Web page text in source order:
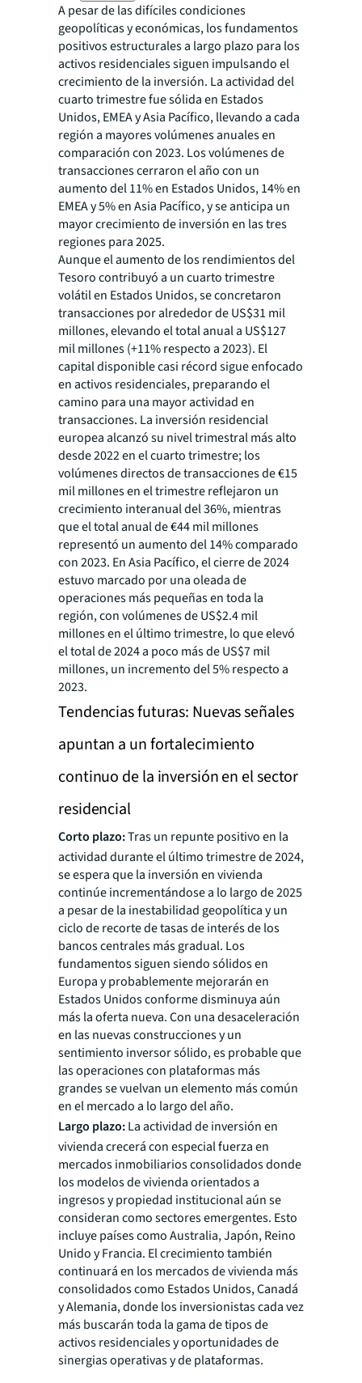
A pesar de las difíciles condiciones
geopolíticas y económicas, los fundamentos
positivos estructurales a largo plazo para los
activos residenciales siguen impulsando el
crecimiento de la inversión. La actividad del
cuarto trimestre fue sólida en Estados
Unidos, EMEA y Asia Pacífico, llevando a cada
región a mayores volúmenes anuales en
comparación con 2023. Los volúmenes de
transacciones cerraron el año con un
aumento del 11% en Estados Unidos, 14% en
EMEA y 5% en Asia Pacífico, y se anticipa un
mayor crecimiento de inversión en las tres
regiones para 2025.
Aunque el aumento de los rendimientos del
Tesoro contribuyó a un cuarto trimestre
volátil en Estados Unidos, se concretaron
transacciones por alrededor de US$31 mil
millones, elevando el total anual a US$127
mil millones (+11% respecto a 2023). El
capital disponible casi récord sigue enfocado
en activos residenciales, preparando el
camino para una mayor actividad en
transacciones. La inversión residencial
europea alcanzó su nivel trimestral más alto
desde 2022 en el cuarto trimestre; los
volúmenes directos de transacciones de €15
mil millones en el trimestre reflejaron un
crecimiento interanual del 36%, mientras
que el total anual de €44 mil millones
representó un aumento del 14% comparado
con 2023. En Asia Pacífico, el cierre de 2024
estuvo marcado por una oleada de
operaciones más pequeñas en toda la
región, con volúmenes de US$2.4 mil
millones en el último trimestre, lo que elevó
el total de 2024 a poco más de US$7 mil
millones, un incremento del 5% respecto a
2023.
Tendencias futuras: Nuevas señales
apuntan a un fortalecimiento
continuo de la inversión en el sector
residencial
Corto plazo:Tras un repunte positivo en la
actividad durante el último trimestre de 2024,
se espera que la inversión en vivienda
continúe incrementándose a lo largo de 2025
a pesar de la inestabilidad geopolítica y un
ciclo de recorte de tasas de interés de los
bancos centrales más gradual. Los
fundamentos siguen siendo sólidos en
Europa y probablemente mejorarán en
Estados Unidos conforme disminuya aún
más la oferta nueva. Con una desaceleración
en las nuevas construcciones y un
sentimiento inversor sólido, es probable que
las operaciones con plataformas más
grandes se vuelvan un elemento más común
en el mercado a lo largo del año.
Largo plazo:La actividad de inversión en
vivienda crecerá con especial fuerza en
mercados inmobiliarios consolidados donde
los modelos de vivienda orientados a
ingresos y propiedad institucional aún se
consideran como sectores emergentes. Esto
incluye países como Australia, Japón, Reino
Unido y Francia. El crecimiento también
continuará en los mercados de vivienda más
consolidados como Estados Unidos, Canadá
y Alemania, donde los inversionistas cada vez
más buscarán toda la gama de tipos de
activos residenciales y oportunidades de
sinergias operativas y de plataformas.